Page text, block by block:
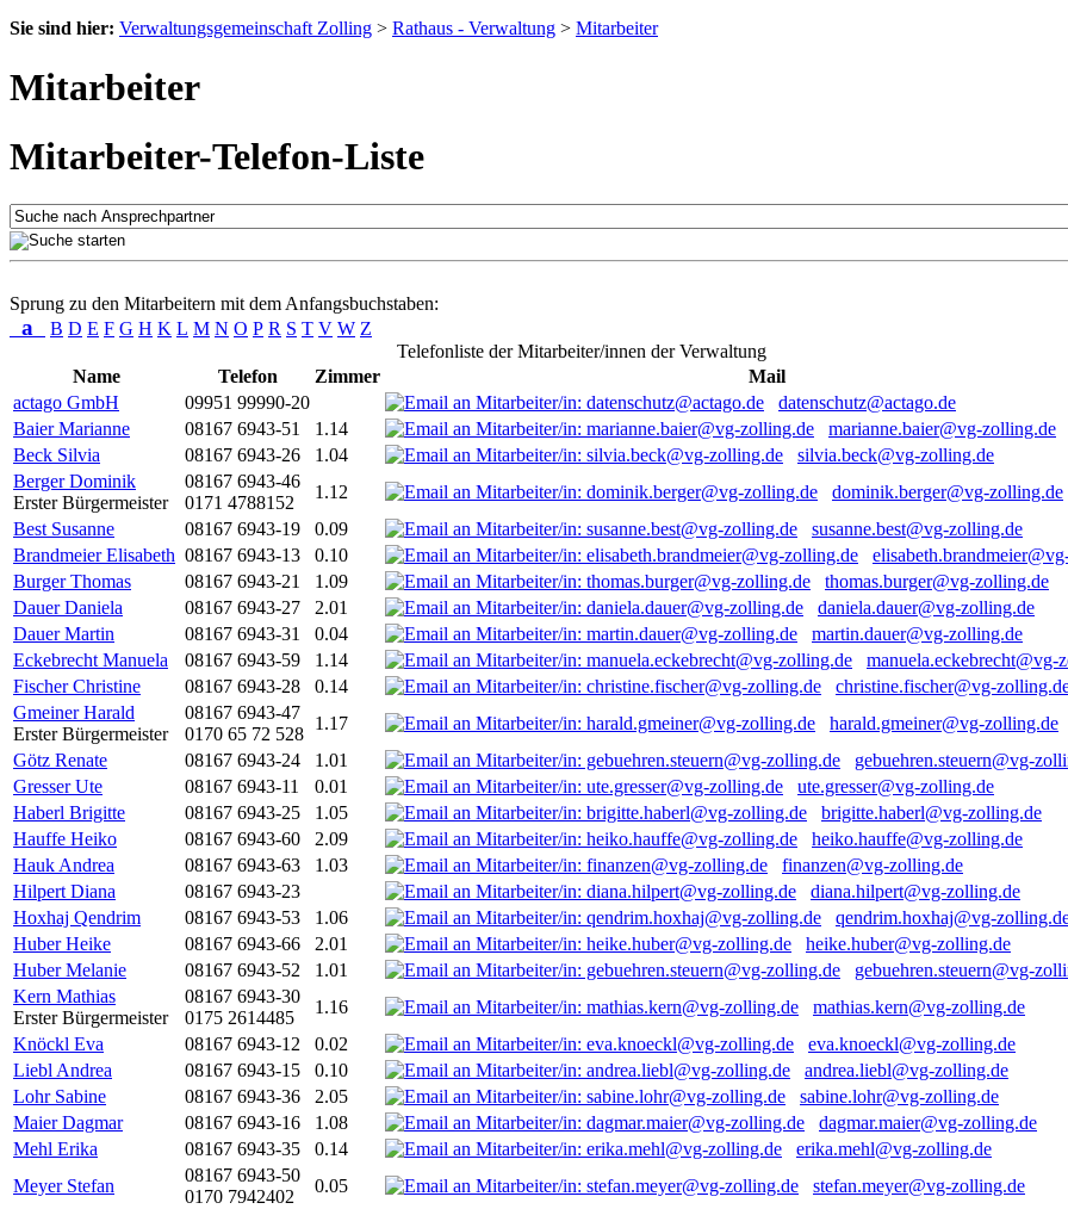
Sie sind hier: Verwaltungsgemeinschaft Zolling > Rathaus - Verwaltung > Mitarbeiter
Mitarbeiter
Mitarbeiter-Telefon-Liste
Sprung zu den Mitarbeitern mit dem Anfangsbuchstaben:
a B D E F G H K L M N O P R S T V W Z
Telefonliste der Mitarbeiter/innen der Verwaltung
Name
Telefon Zimmer
Mail
actago GmbH
09951 99990-20
datenschutz@actago.de
Baier Marianne
08167 6943-51 1.14
marianne.baier@vg-zolling.de
Beck Silvia
08167 6943-26 1.04
silvia.beck@vg-zolling.de
Berger Dominik
Erster Bürgermeister
08167 6943-46
0171 4788152
1.12
dominik.berger@vg-zolling.de
Best Susanne
08167 6943-19 0.09
susanne.best@vg-zolling.de
Brandmeier Elisabeth 08167 6943-13 0.10
Burger Thomas
08167 6943-21 1.09
thomas.burger@vg-zolling.de
Dauer Daniela
08167 6943-27 2.01
daniela.dauer@vg-zolling.de
Dauer Martin
08167 6943-31 0.04
martin.dauer@vg-zolling.de
Eckebrecht Manuela
08167 6943-59 1.14
manuela.eckebrecht@vg-
Fischer Christine
08167 6943-28 0.14
christine.fischer@vg-
Gmeiner Harald
Erster Bürgermeister
08167 6943-47
0170 65 72 528
1.17
harald.gmeiner@vg-zolling.de
Götz Renate
08167 6943-24 1.01
gebuehren.steuern@vg-
Gresser Ute
08167 6943-11 0.01
ute.gresser@vg-zolling.de
Haberl Brigitte
08167 6943-25 1.05
brigitte.haberl@vg-zolling.de
Hauffe Heiko
08167 6943-60 2.09
heiko.hauffe@vg-zolling.de
Hauk Andrea
08167 6943-63 1.03
finanzen@vg-zolling.de
Hilpert Diana
08167 6943-23
diana.hilpert@vg-zolling.de
Hoxhaj Qendrim
08167 6943-53 1.06
qendrim.hoxhaj@vg-
Huber Heike
08167 6943-66 2.01
heike.huber@vg-zolling.de
Huber Melanie
08167 6943-52 1.01
gebuehren.steuern@vg-
Kern Mathias
Erster Bürgermeister
08167 6943-30
0175 2614485
1.16
mathias.kern@vg-zolling.de
Knöckl Eva
08167 6943-12 0.02
eva.knoeckl@vg-zolling.de
Liebl Andrea
08167 6943-15 0.10
andrea.liebl@vg-zolling.de
Lohr Sabine
08167 6943-36 2.05
sabine.lohr@vg-zolling.de
Maier Dagmar
08167 6943-16 1.08
dagmar.maier@vg-zolling.de
Mehl Erika
08167 6943-35 0.14
erika.mehl@vg-zolling.de
Meyer Stefan
08167 6943-50
0170 7942402
0.05
stefan.meyer@vg-zolling.de